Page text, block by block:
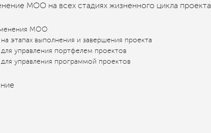
МОО на всех стадиях жизненного цикла проекта
МОО
этапах выполнения и завершения проекта
управления портфелем проектов
управления программой проектов